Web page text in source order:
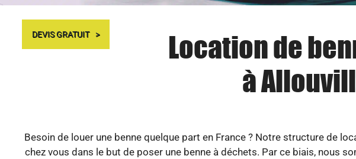
DEVIS GRATUIT
Location de
à
Besoin de louer une benne quelque part en France ? Notre structure de
chez vous dans le but de poser une benne à déchets. Par ce biais, nous